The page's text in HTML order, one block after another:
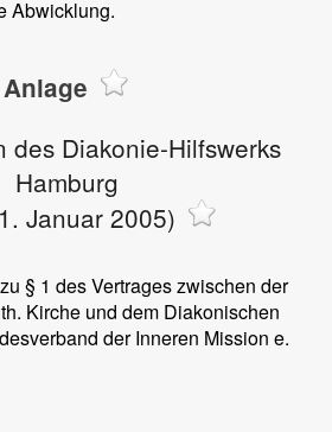
Abwicklung.
Anlage
des Diakonie-Hilfswerks
Hamburg
Januar 2005)
§ 1 des Vertrages zwischen der
Kirche und dem Diakonischen
der Inneren Mission e.